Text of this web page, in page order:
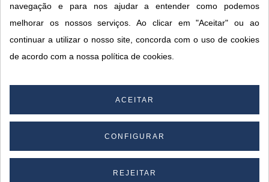
CONTACTOS SORISA
navegação e para nos ajudar a entender como podemos
melhorar os nossos serviços. Ao clicar em "Aceitar" ou ao
continuar a utilizar o nosso site, concorda com o uso de cookies
de acordo com a nossa política de cookies.
ACEITAR
CONFIGURAR
REJEITAR